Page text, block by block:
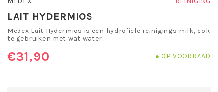
LAIT HYDERMIOS
Medex Lait Hydermios is een hydrofiele reinigings milk, ook
te gebruiken met wat water.
€31,90 OP VOORRAAD